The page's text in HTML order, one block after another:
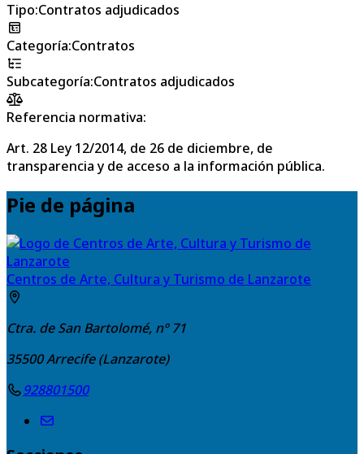
Tipo:Contratos adjudicados
Categoría:Contratos
Subcategoría:Contratos adjudicados
Referencia normativa:
Art. 28 Ley 12/2014, de 26 de diciembre, de
transparencia y de acceso a la información pública.
Pie de página
Centros de Arte, Cultura y Turismo de Lanzarote
Ctra. de San Bartolomé, nº 71
35500Arrecife (Lanzarote)
928801500